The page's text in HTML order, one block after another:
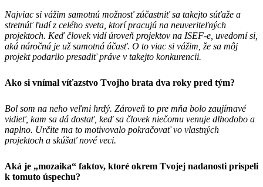
Najviac si vážim samotnú možnosť zúčastniť sa takejto súťaže a
stretnúť ľudí z celého sveta, ktorí pracujú na neuveriteľných
projektoch. Keď človek vidí úroveň projektov na ISEF-e, uvedomí si,
aká náročná je už samotná účasť. O to viac si vážim, že sa môj
projekt podarilo presadiť práve v takejto konkurencii.
Ako si vnímal víťazstvo Tvojho brata dva roky pred tým?
Bol som na neho veľmi hrdý. Zároveň to pre mňa bolo zaujímavé
vidieť, kam sa dá dostať, keď sa človek niečomu venuje dlhodobo a
naplno. Určite ma to motivovalo pokračovať vo vlastných
projektoch a skúšať nové veci.
Aká je „mozaika“ faktov, ktoré okrem Tvojej nadanosti prispeli
k tomuto úspechu?